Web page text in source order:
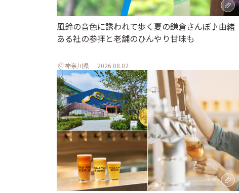
風鈴の音色に誘われて歩く夏の鎌倉さんぽ♪由緒
ある社の参拝と老舗のひんやり甘味も
神奈川県 2026.08.02